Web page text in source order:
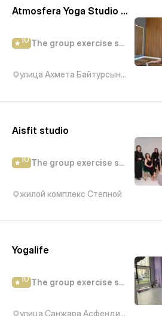
Atmosfera Yoga Studio (Байтурсынова 5)
10 The group exercise studio
улица Ахмета Байтурсынова, 5
Aisfit studio
10 The group exercise studio
жилой комплекс Степной
Yogalife
10 The group exercise studio
улица Санжара Асфендиярова, 4